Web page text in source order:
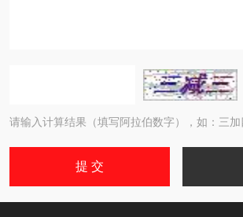
请输入计算结果（填写阿拉伯数字），如：三加